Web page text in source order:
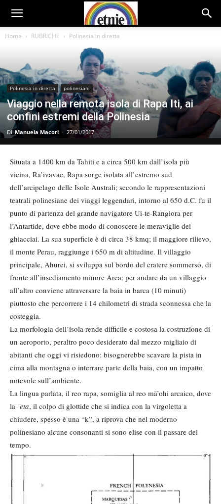
Home RUBRICHE Polinesia in diretta
Polinesia in diretta polinesiani
Viaggio nella remota isola di Rapa Iti, ai
confini estremi della Polinesia
Di Manuela Macori - 27/01/2017
Situata a 1400 km da Tahiti e a circa 500 km dall’isola più
vicina, Ra’ivavae, Rapa sorge isolata all’estremo sud
dell’arcipelago delle Isole Australi; secondo le rappresentazioni
teatrali polinesiane dei viaggi leggendari, intorno al 650 d.C. fu il
punto di partenza del grande navigatore Ui-te-Rangiora per
l’Antartide, dove ebbe modo di conoscere le meraviglie dei
ghiacciai. La sua superficie è di circa 38 kmq; il maggiore rilievo,
il monte Perau, raggiunge i 650 m di altitudine. Il villaggio
principale, Ahurei, si sviluppa sul bordo del cratere sommerso, di
fronte all’insediamento minore Area: per andare da un villaggio
all’altro conviene attraversare la baia in barca (10 minuti)
piuttosto che percorrere i 14 chilometri di strada sconnessa che la
costeggia.
La morfologia dell’isola rende difficile e costosa la costruzione di
un aeroporto, peraltro poco desiderato dal mezzo migliaio di
abitanti che oggi vi risiedono: bisognerebbe scavare la pista in
cima alla montagna o interrare parte della baia, con un impatto
notevole sull’ambiente.
La lingua parlata, il reo rapa, somiglia al reo mā’ohi arcaico, dove
la ’eta, il colpo di glottide che si indica con la virgoletta a
chiudere, spesso è una “k”, a riprova che nel moderno
polinesiano alcune consonanti si sono elise con il passare del
tempo.